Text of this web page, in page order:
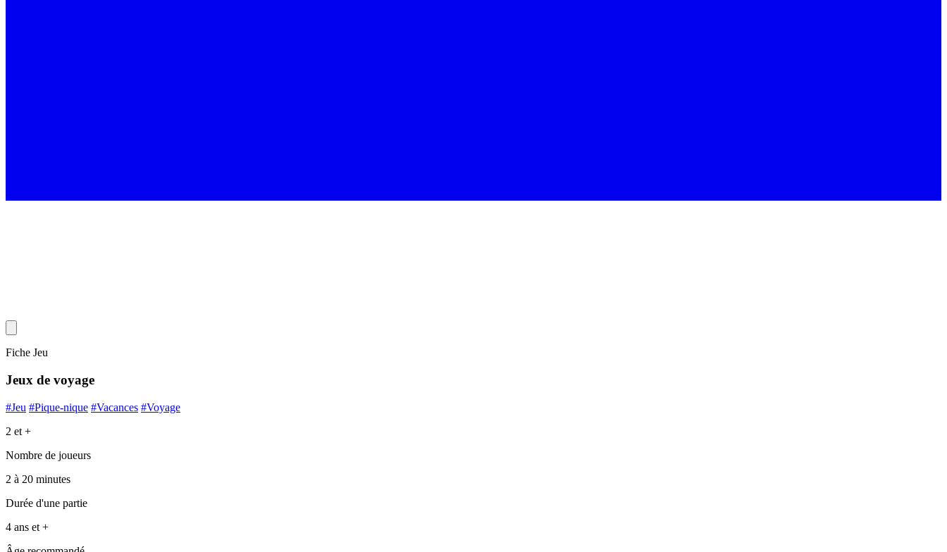
Fiche Jeu
Jeux de voyage
#Jeu #Pique-nique #Vacances #Voyage
2 et +
Nombre de joueurs
2 à 20 minutes
Durée d'une partie
4 ans et +